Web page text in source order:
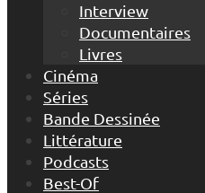
Interview
Documentaires
Livres
Cinéma
Séries
Bande Dessinée
Littérature
Podcasts
Best-Of